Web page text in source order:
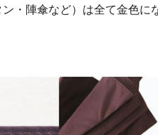
・陣傘など）は全て金色に